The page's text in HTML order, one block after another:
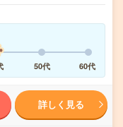
50代 60代
詳しく見る